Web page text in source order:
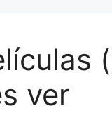
ver